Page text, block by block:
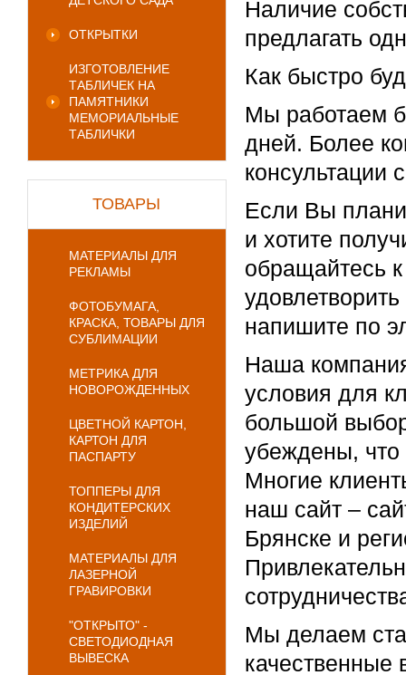
ОТКРЫТКИ
ИЗГОТОВЛЕНИЕ
ТАБЛИЧЕК НА
ПАМЯТНИКИ
МЕМОРИАЛЬНЫЕ
ТАБЛИЧКИ
ТОВАРЫ
МАТЕРИАЛЫ ДЛЯ
РЕКЛАМЫ
ФОТОБУМАГА,
КРАСКА, ТОВАРЫ ДЛЯ
СУБЛИМАЦИИ
МЕТРИКА ДЛЯ
НОВОРОЖДЕННЫХ
ЦВЕТНОЙ КАРТОН,
КАРТОН ДЛЯ
ПАСПАРТУ
ТОППЕРЫ ДЛЯ
КОНДИТЕРСКИХ
ИЗДЕЛИЙ
МАТЕРИАЛЫ ДЛЯ
ЛАЗЕРНОЙ
ГРАВИРОВКИ
"ОТКРЫТО" -
СВЕТОДИОДНАЯ
ВЫВЕСКА
Наличие
предлагать
Как быстро
Мы работаем
дней. Более
консультации
Если Вы
и хотите
обращайтесь
напишите по
Наша
условия для
большой
убеждены, что
Многие
наш сайт –
Брянске и
Мы делаем
качественные